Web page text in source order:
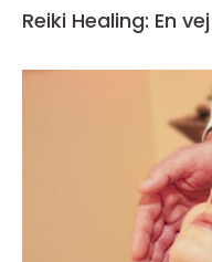
Reiki Healing: En